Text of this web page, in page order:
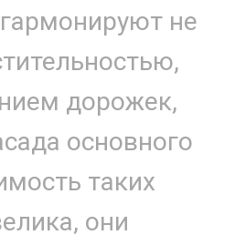
не
дорожек,
основного
таких
они